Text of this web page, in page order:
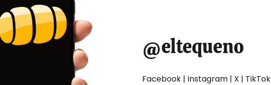
@eltequeno
Facebook | Instagram | X | TikTok